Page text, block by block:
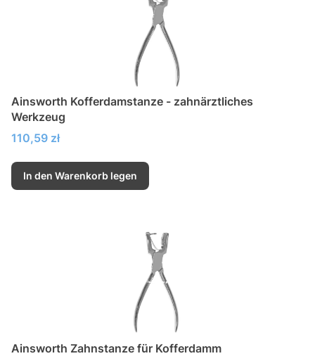
Ainsworth Kofferdamstanze - zahnärztliches
Werkzeug
Preis
110,59 zł
In den Warenkorb legen
Ainsworth Zahnstanze für Kofferdamm